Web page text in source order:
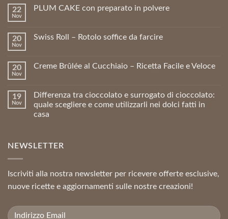
22
Nov
PLUM CAKE con preparato in polvere
20
Nov
Swiss Roll – Rotolo soffice da farcire
20
Nov
Creme Brûlée al Cucchiaio – Ricetta Facile e Veloce
19
Nov
Differenza tra cioccolato e surrogato di cioccolato:
quale scegliere e come utilizzarli nei dolci fatti in
casa
NEWSLETTER
Iscriviti alla nostra newsletter per ricevere offerte esclusive,
nuove ricette e aggiornamenti sulle nostre creazioni!